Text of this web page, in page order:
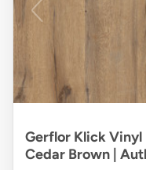
Gerflor Klick
Cedar Brown |